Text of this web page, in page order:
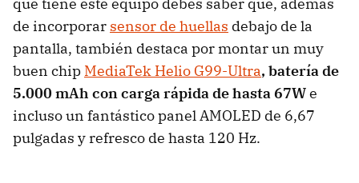
que tiene este equipo debes saber que, además
de incorporar sensor de huellas debajo de la
pantalla, también destaca por montar un muy
buen chip MediaTek Helio G99-Ultra, batería de
5.000 mAh con carga rápida de hasta 67We
incluso un fantásticopanel AMOLED de 6,67
pulgadas y refresco de hasta 120 Hz.